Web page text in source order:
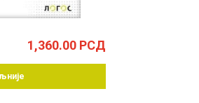
1,360.00 РСД